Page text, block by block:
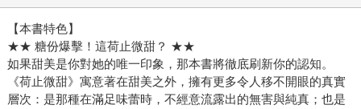
【本書特色】
★★ 糖份爆擊！這荷止微甜？ ★★
如果甜美是你對她的唯一印象，那本書將徹底刷新你的認知。
《荷止微甜》寓意著在甜美之外，擁有更多令人移不開眼的真實
層次：是那種在滿足味蕾時，不經意流露出的無害與純真；也是